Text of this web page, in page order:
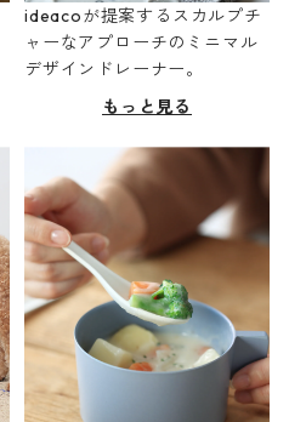
ideacoが提案するスカルプチ
ャーなアプローチのミニマル
デザインドレーナー。
もっと見る